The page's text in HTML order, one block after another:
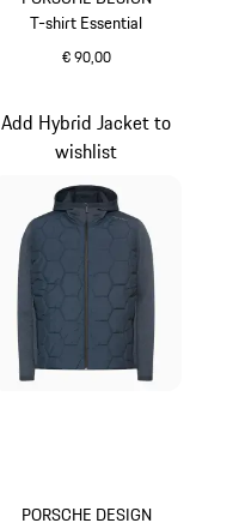
T-shirt Essential
€ 90,00
PORSCHE DESIGN
Add Hybrid Jacket to
wishlist